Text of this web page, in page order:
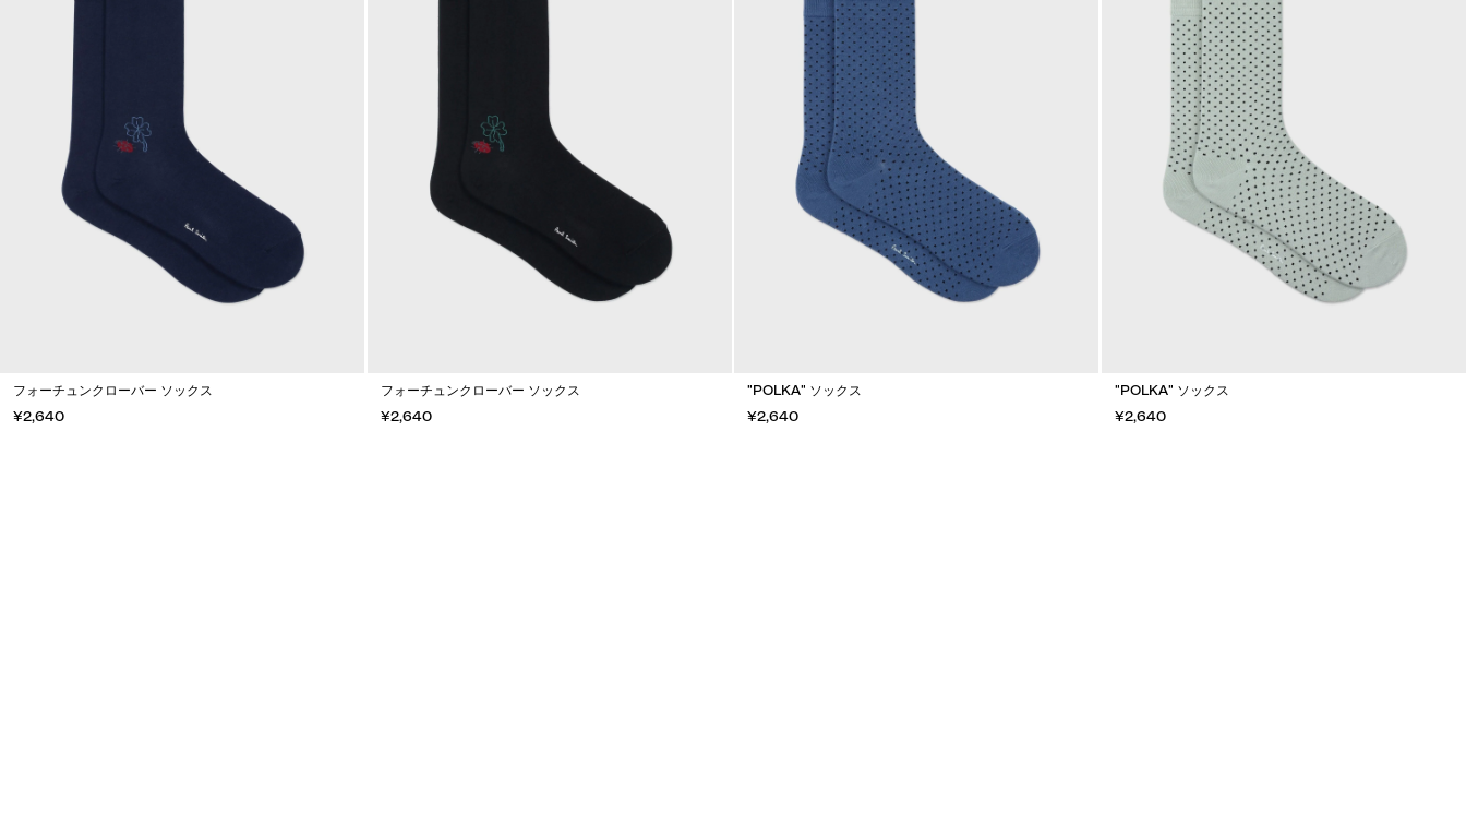
フォーチュンクローバー ソックス
¥2,640
フォーチュンクローバー ソックス
¥2,640
"POLKA" ソックス
¥2,640
"POLKA" ソックス
¥2,640